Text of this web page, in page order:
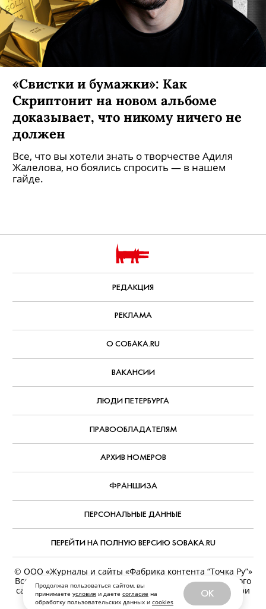
Продолжая пользоваться сайтом, вы
принимаете условия и даете согласие на
обработку пользовательских данных и cookies
OK
«Свистки и бумажки»: Как
Скриптонит на новом альбоме
доказывает, что никому ничего не
должен
Все, что вы хотели знать о творчестве Адиля
Жалелова, но боялись спросить — в нашем
гайде.
РЕДАКЦИЯ
РЕКЛАМА
О СОБАКА.RU
ВАКАНСИИ
ЛЮДИ ПЕТЕРБУРГА
ПРАВООБЛАДАТЕЛЯМ
АРХИВ НОМЕРОВ
ФРАНШИЗА
ПЕРСОНАЛЬНЫЕ ДАННЫЕ
ПЕРЕЙТИ НА ПОЛНУЮ ВЕРСИЮ SOBAKA.RU
© ООО «Журналы и сайты «Фабрика контента “Точка Ру”»
Все права защищены. Перепечатка материалов данного
сайта возможна только с письменного разрешения. При
цитировании ссылка на www.sobaka.ru обязательна.